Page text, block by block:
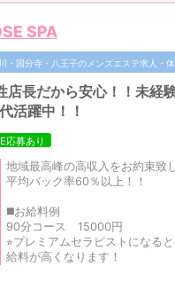
SPA
・国分寺・八王子のメンズエステ求人・体
店長だから安心！！未経
活躍中！！
応募あり
地域最高峰の高収入をお約束致
平均バック率60％以上！！
◼️お給料例
90分コース 15000円
⭐︎プレミアムセラピストになる
給料が高くなります！